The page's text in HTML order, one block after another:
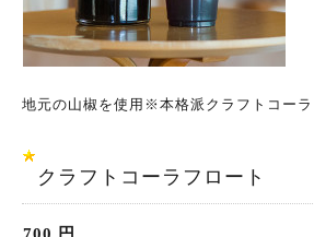
地元の山椒を使用※本格派クラフトコーラ
クラフトコーラフロート